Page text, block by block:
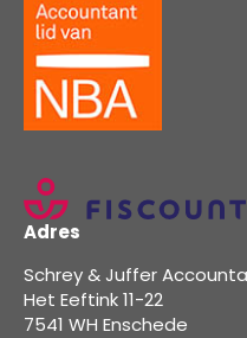
Adres
Schrey & Juffer
Het Eeftink 11-22
7541 WH Enschede